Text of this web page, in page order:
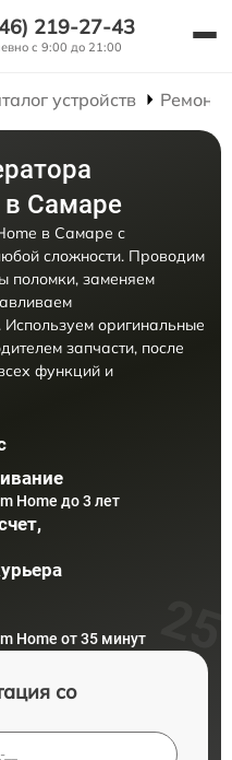
219-27-43
с 9:00 до 21:00
устройств Ремонт
в Самаре
в Самаре с
сложности. Проводим
поломки, заменяем
Используем оригинальные
запчасти, после
функций и
Home до 3 лет
Home от 35 минут
со